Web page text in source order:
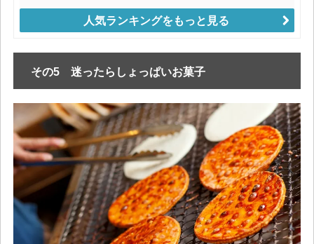
人気ランキングをもっと見る
その5 迷ったらしょっぱいお菓子